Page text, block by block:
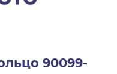
90099-